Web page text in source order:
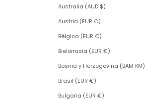
Australia (AUD $)
Austria (EUR €)
Bélgica (EUR €)
Bielorrusia (EUR €)
Bosnia y Herzegovina (BAM КМ)
Brasil (EUR €)
Bulgaria (EUR €)